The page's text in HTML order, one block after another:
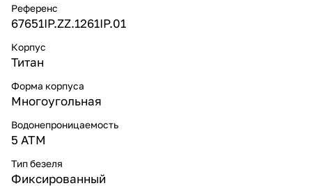
Референс
67651IP.ZZ.1261IP.01
Корпус
Титан
Форма корпуса
Многоугольная
Водонепроницаемость
5 ATM
Тип безеля
Фиксированный